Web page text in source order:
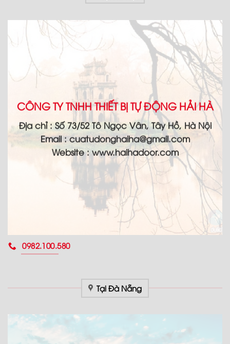
CÔNG TY TNHH THIẾT BỊ TỰ ĐỘNG HẢI HÀ
Địa chỉ :Số 73/52 Tô Ngọc Vân, Tây Hồ, Hà Nội
Email :cuatudonghaiha@gmail.com
Website : www.haihadoor.com
0982.100.580
Tại Đà Nẵng